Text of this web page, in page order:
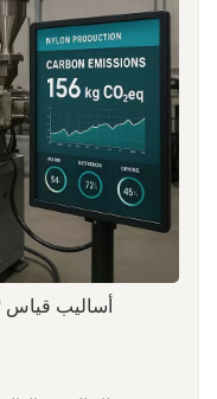
أساليب قياس